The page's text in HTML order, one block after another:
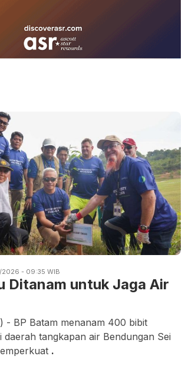
- 09:35 WIB
Ditanam untuk Jaga Air
- BP Batam menanam 400 bibit
daerah tangkapan air Bendungan Sei
.